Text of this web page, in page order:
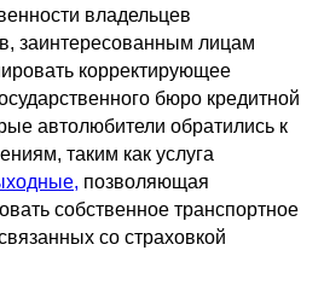
владельцев
заинтересованным лицам
корректирующее
бюро кредитной
автолюбители обратились к
таким как услуга
позволяющая
собственное транспортное
со страховкой